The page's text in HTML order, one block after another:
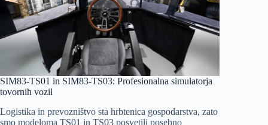
SIM83-TS01 in SIM83-TS03: Profesionalna simulatorja
tovornih vozil
Logistika in prevozništvo sta hrbtenica gospodarstva, zato
smo modeloma TS01 in TS03 posvetili posebno